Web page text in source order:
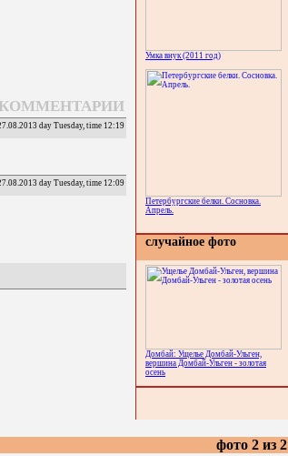
КОММЕНТАРИИ
day Tuesday, time 12:19
day Tuesday, time 12:09
Умка внук (2011 год)
Петербургские белки. Сосновка.
Апрель.
случайное фото
Домбай: Ущелье Домбай-Ульген,
вершина Домбай-Ульген - золотая
осень
фото 2 из 2